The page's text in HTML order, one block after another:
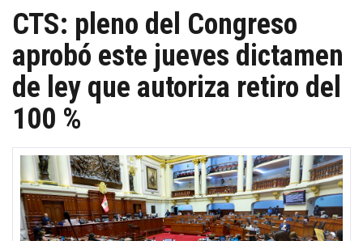
CTS: pleno del Congreso
aprobó este jueves dictamen
de ley que autoriza retiro del
100 %